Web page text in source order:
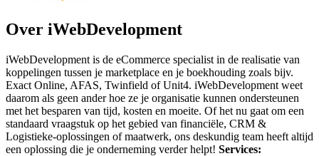
Over iWebDevelopment
iWebDevelopment is de eCommerce specialist in de realisatie van
koppelingen tussen je marketplace en je boekhouding zoals bijv.
Exact Online, AFAS, Twinfield of Unit4. iWebDevelopment weet
daarom als geen ander hoe ze je organisatie kunnen ondersteunen
met het besparen van tijd, kosten en moeite. Of het nu gaat om een
standaard vraagstuk op het gebied van financiële, CRM &
Logistieke-oplossingen of maatwerk, ons deskundig team heeft altijd
een oplossing die je onderneming verder helpt! Services: